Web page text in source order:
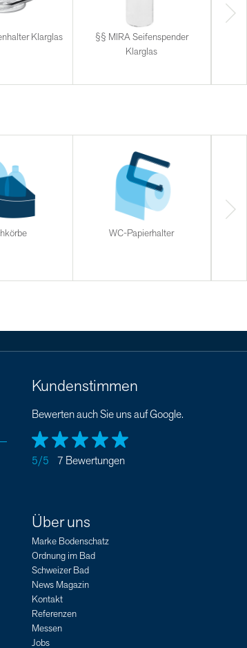
Klarglas
§§ MIRA Seifenspender
Klarglas
WC-Papierhalter
Kundenstimmen
Bewerten auch Sie uns auf Google.
5/5 7 Bewertungen
Über uns
Marke Bodenschatz
Ordnung im Bad
Schweizer Bad
News Magazin
Kontakt
Referenzen
Messen
Jobs